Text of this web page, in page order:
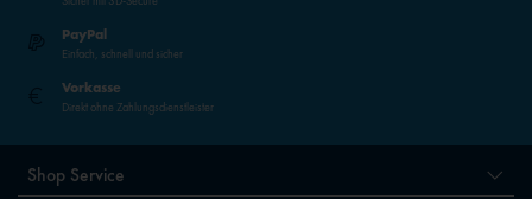
PayPal
Einfach, schnell und sicher
Vorkasse
Direkt ohne Zahlungsdienstleister
Shop Service